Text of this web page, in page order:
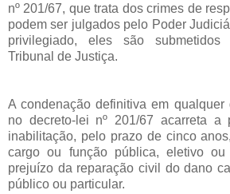
nº 201/67, que trata dos crimes de
podem ser julgados pelo Poder
privilegiado, eles são
Tribunal de Justiça.
A condenação definitiva em qualquer
no decreto-lei nº 201/67 acarreta
inabilitação, pelo prazo de cinco
cargo ou função pública, eletivo
prejuízo da reparação civil do dano
público ou particular.